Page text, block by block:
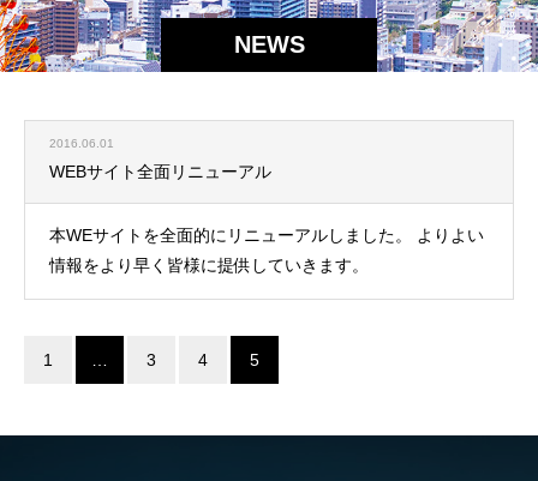
NEWS
2016.06.01
WEBサイト全面リニューアル
本WEサイトを全面的にリニューアルしました。 よりよい
情報をより早く皆様に提供していきます。
1 3 4 5